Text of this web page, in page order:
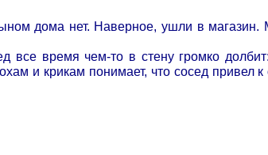
дома нет. Наверное, ушли в магазин.
все время чем-то в стену громко
и крикам понимает, что сосед